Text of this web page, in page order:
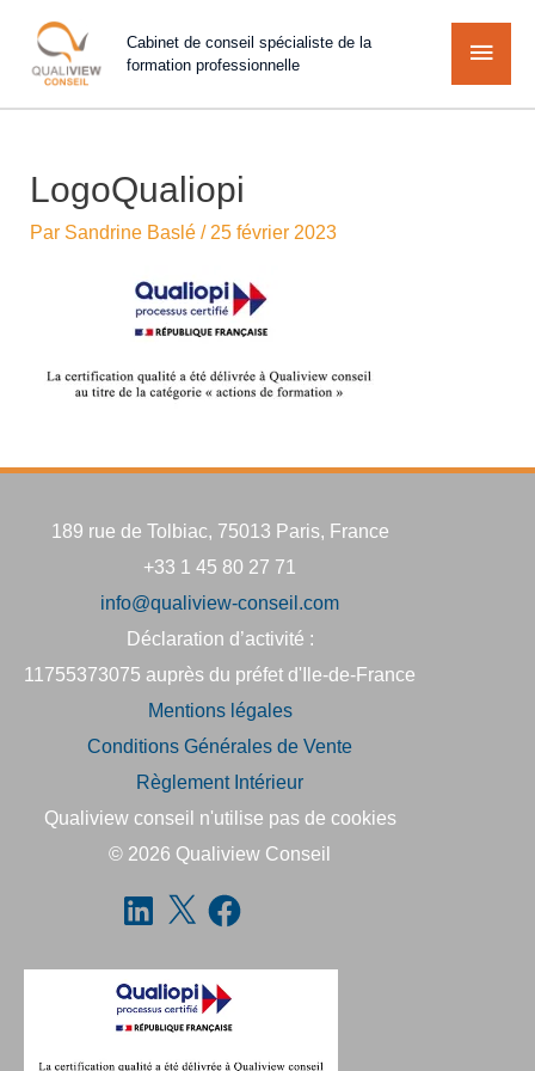
Cabinet de conseil spécialiste de la
formation professionnelle
LogoQualiopi
Par Sandrine Baslé / 25 février 2023
189 rue de Tolbiac, 75013 Paris, France
+33 1 45 80 27 71
info@qualiview-conseil.com
Déclaration d’activité :
11755373075 auprès du préfet d'Ile-de-France
Mentions légales
Conditions Générales de Vente
Règlement Intérieur
Qualiview conseil n'utilise pas de cookies
© 2026 Qualiview Conseil